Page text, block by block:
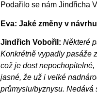
Podařilo se nám Jindřicha
Eva: Jaké změny v
Jindřich Vobořil: Některé
Konkrétně vypadly pasáže
což je dost
jasné, že už i velké
průmyslu/byznysu. Nedává